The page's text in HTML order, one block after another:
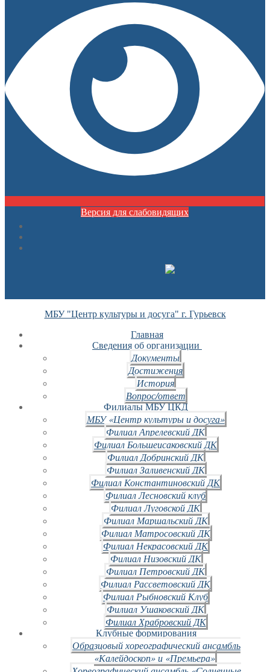
Версия для слабовидящих
МБУ "Центр культуры и досуга" г. Гурьевск
Главная
Сведения об организации
Документы
Достижения
История
Вопрос/ответ
Филиалы МБУ ЦКД
МБУ «Центр культуры и досуга»
Филиал Апрелевский ДК
Филиал Большеисаковский ДК
Филиал Добринский ДК
Филиал Заливенский ДК
Филиал Константиновский ДК
Филиал Лесновский клуб
Филиал Луговской ДК
Филиал Маршальский ДК
Филиал Матросовский ДК
Филиал Некрасовский ДК
Филиал Низовский ДК
Филиал Петровский ДК
Филиал Рассветовский ДК
Филиал Рыбновский Клуб
Филиал Ушаковский ДК
Филиал Храбровский ДК
Клубные формирования
Образцовый хореографический ансамбль
«Калейдоскоп» и «Премьера»